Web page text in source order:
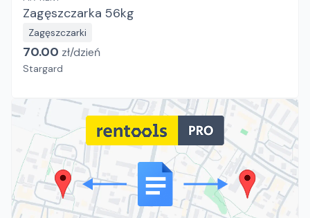
Zagęszczarka 56kg
Zagęszczarki
70.00 zł/dzień
Stargard